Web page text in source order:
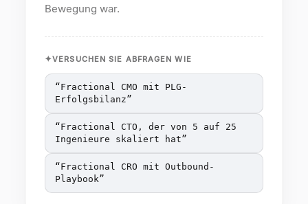
Bewegung war.
VERSUCHEN SIE ABFRAGEN WIE
“Fractional CMO mit PLG-
Erfolgsbilanz”
“Fractional CTO, der von 5 auf 25
Ingenieure skaliert hat”
“Fractional CRO mit Outbound-
Playbook”